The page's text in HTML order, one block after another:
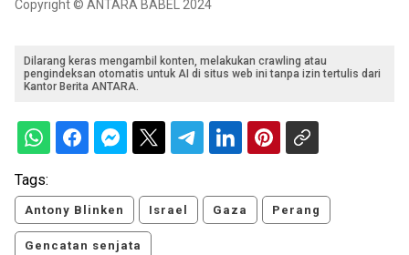
Copyright © ANTARA BABEL 2024
Dilarang keras mengambil konten, melakukan crawling atau
pengindeksan otomatis untuk AI di situs web ini tanpa izin tertulis dari
Kantor Berita ANTARA.
Tags:
Antony Blinken Israel Gaza Perang
Gencatan senjata